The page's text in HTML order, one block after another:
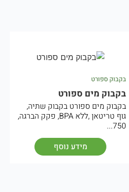
בקבוק ספורט
בקבוק מים ספורט
בקבוק מים ספורט בקבוק שתיה,
גוף טריטאן ,ללא BPA, פקק הברגה,
750...
מידע נוסף